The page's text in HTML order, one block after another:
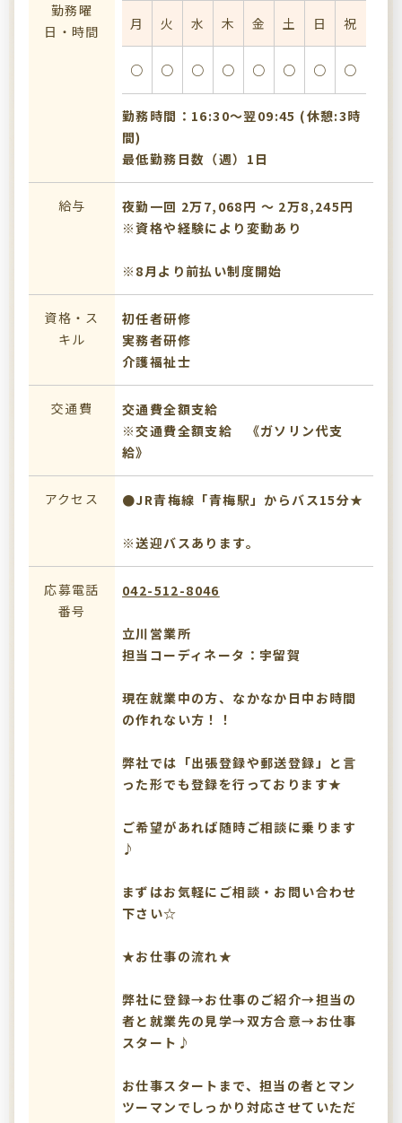
勤務曜
日・時間
月 火 水 木 金 土 日 祝
○ ○ ○ ○ ○ ○ ○ ○
勤務時間：16:30〜翌09:45 (休憩:3時
間)
最低勤務日数（週）1日
給与
夜勤一回 2万7,068円 〜 2万8,245円
※資格や経験により変動あり
※8月より前払い制度開始
資格・ス
キル
初任者研修
実務者研修
介護福祉士
交通費
交通費全額支給
※交通費全額支給 《ガソリン代支
給》
アクセス ●JR青梅線「青梅駅」からバス15分★
※送迎バスあります。
応募電話
番号
042-512-8046
立川営業所
担当コーディネータ：宇留賀
現在就業中の方、なかなか日中お時間
の作れない方！！
弊社では「出張登録や郵送登録」と言
った形でも登録を行っております★
ご希望があれば随時ご相談に乗ります
♪
まずはお気軽にご相談・お問い合わせ
下さい☆
★お仕事の流れ★
弊社に登録→お仕事のご紹介→担当の
者と就業先の見学→双方合意→お仕事
スタート♪
お仕事スタートまで、担当の者とマン
ツーマンでしっかり対応させていただ